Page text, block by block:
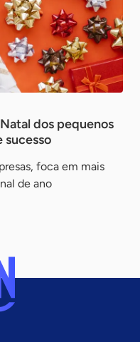
dos pequenos
sucesso
foca em mais
de ano